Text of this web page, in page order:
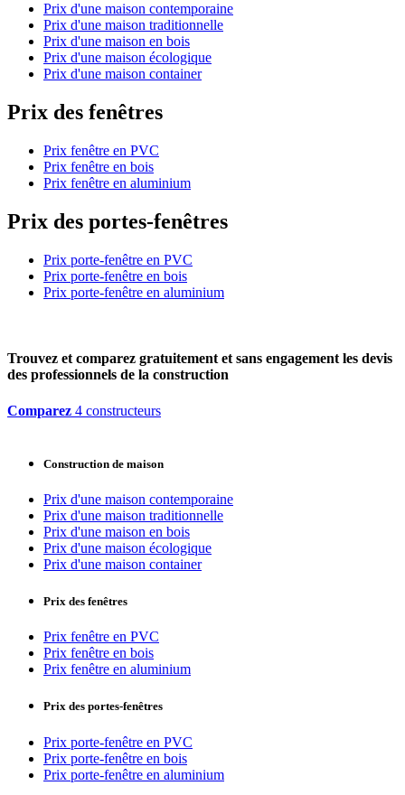
Prix d'une maison contemporaine
Prix d'une maison traditionnelle
Prix d'une maison en bois
Prix d'une maison écologique
Prix d'une maison container
Prix des fenêtres
Prix fenêtre en PVC
Prix fenêtre en bois
Prix fenêtre en aluminium
Prix des portes-fenêtres
Prix porte-fenêtre en PVC
Prix porte-fenêtre en bois
Prix porte-fenêtre en aluminium
Trouvez et comparez gratuitement et sans engagement les devis
des professionnels de la construction
Comparez 4 constructeurs
Construction de maison
Prix d'une maison contemporaine
Prix d'une maison traditionnelle
Prix d'une maison en bois
Prix d'une maison écologique
Prix d'une maison container
Prix des fenêtres
Prix fenêtre en PVC
Prix fenêtre en bois
Prix fenêtre en aluminium
Prix des portes-fenêtres
Prix porte-fenêtre en PVC
Prix porte-fenêtre en bois
Prix porte-fenêtre en aluminium